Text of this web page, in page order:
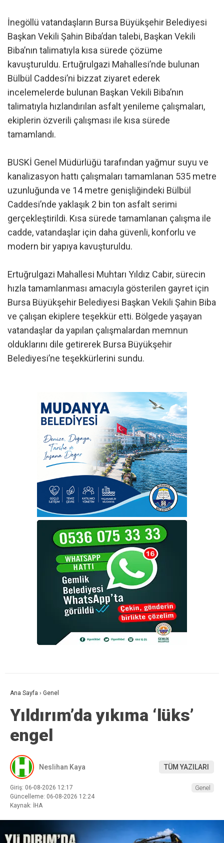
İnegöllü vatandaşların Bursa Büyükşehir Belediyesi
Başkan Vekili Şahin Biba’dan talebi, Başkan Vekili
Biba’nın talimatıyla kısa sürede çözüme
kavuşturuldu. Ertuğrulgazi Mahallesi’nde bulunan
Bülbül Caddesi’ni bizzat ziyaret ederek
incelemelerde bulunan Başkan Vekili Biba’nın
talimatıyla hızlandırılan asfalt yenileme çalışmaları,
ekiplerin özverili çalışması ile kısa sürede
tamamlandı.
BUSKİ Genel Müdürlüğü tarafından yağmur suyu ve
kanalizasyon hattı çalışmaları tamamlanan 535 metre
uzunluğunda ve 14 metre genişliğindeki Bülbül
Caddesi’nde yaklaşık 2 bin ton asfalt serimi
gerçekleştirildi. Kısa sürede tamamlanan çalışma ile
cadde, vatandaşlar için daha güvenli, konforlu ve
modern bir yapıya kavuşturuldu.
Ertuğrulgazi Mahallesi Muhtarı Yıldız Cabir, sürecin
hızla tamamlanması amacıyla gösterilen gayret için
Bursa Büyükşehir Belediyesi Başkan Vekili Şahin Biba
ve çalışan ekiplere teşekkür etti. Bölgede yaşayan
vatandaşlar da yapılan çalışmalardan memnun
olduklarını dile getirerek Bursa Büyükşehir
Belediyesi’ne teşekkürlerini sundu.
Ana Sayfa › Genel
Yıldırım’da yıkıma ‘lüks’
engel
Neslihan Kaya TÜM YAZILARI
Giriş: 06-08-2026 12:17
Güncelleme: 06-08-2026 12:24
Kaynak: İHA
Genel